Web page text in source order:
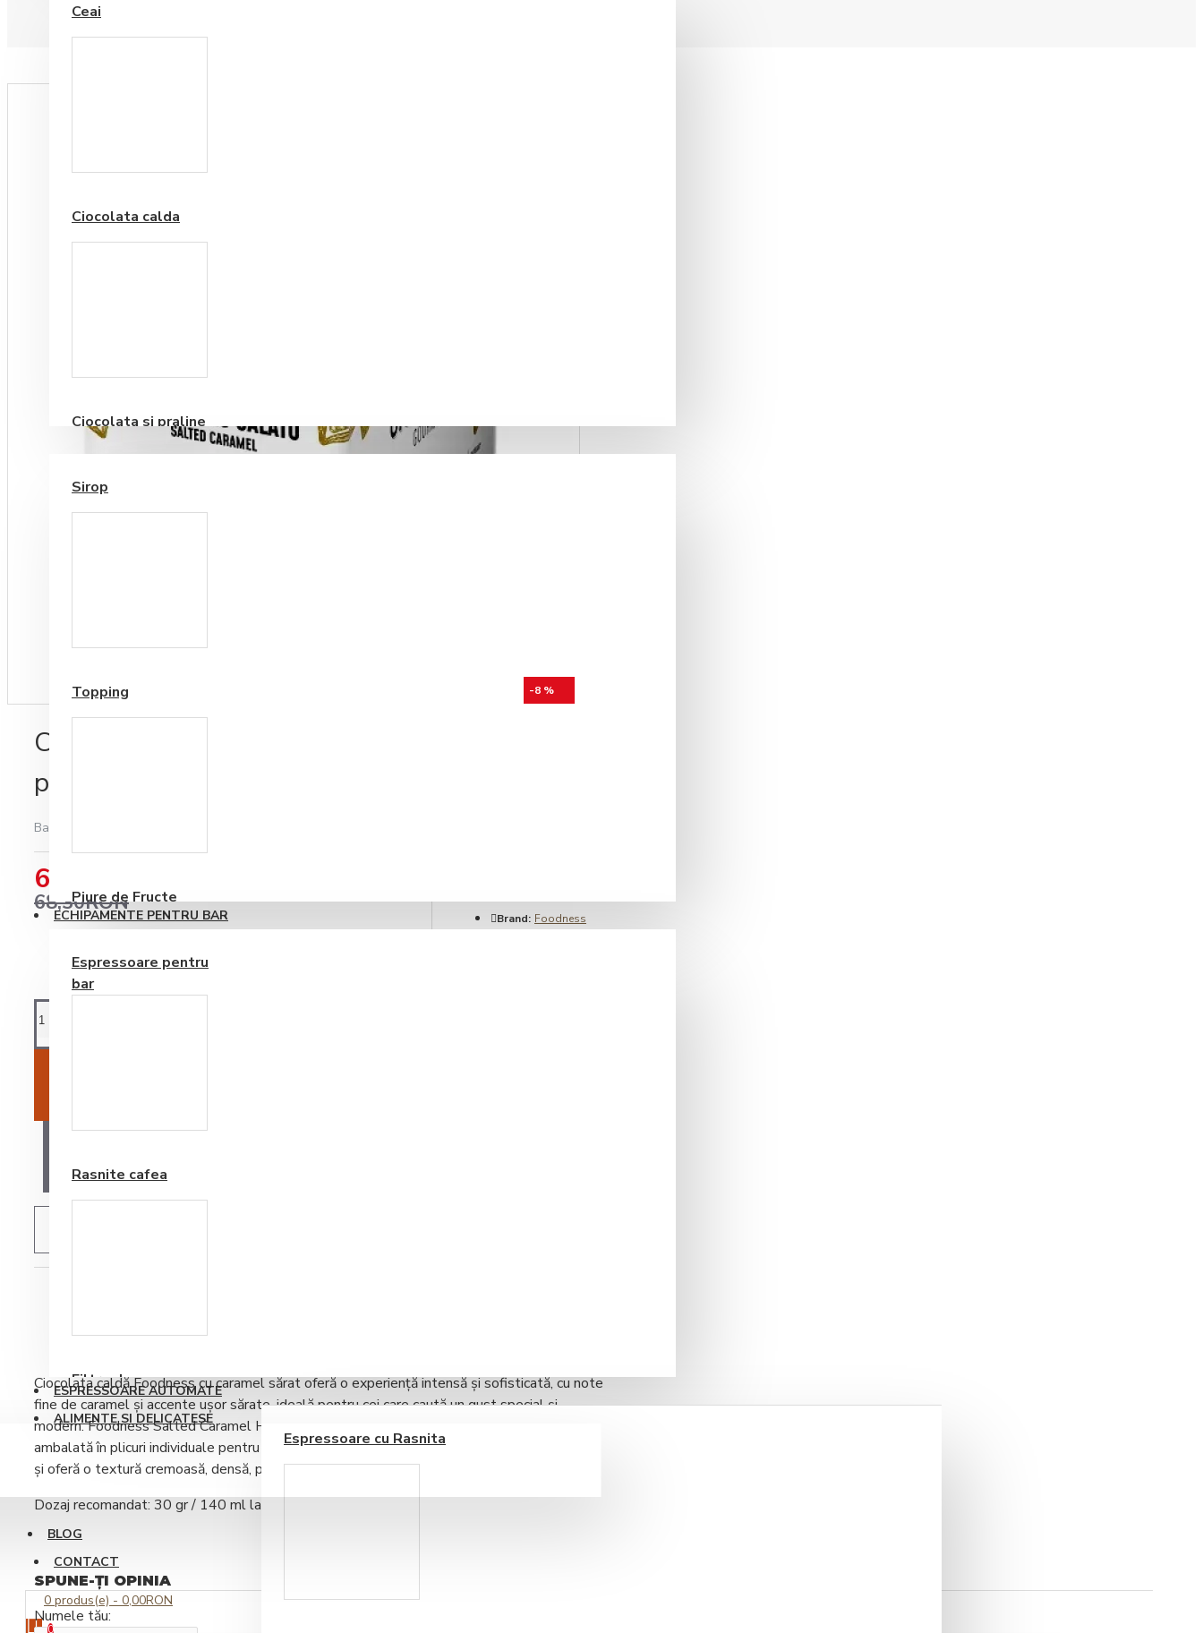
Ceai
Ciocolata calda
Ciocolata si praline
SIROP / TOPPING
Sirop
Topping
Piure de Fructe
ECHIPAMENTE PENTRU BAR
Espressoare pentru
bar
Rasnite cafea
Filtre de apa
Ustensile barista
ESPRESSOARE AUTOMATE
Espressoare cu Rasnita
ALIMENTE SI DELICATESE
BLOG
CONTACT
0 produs(e) - 0,00RON
0
-8 %
Ciocolata Calda Caramel Sarat Foodness 15
plicuri
Bazată pe 0 note.
62,85RON
68,30RON
Brand: Foodness
Ciocolata caldă Foodness cu caramel săratoferă o experiență intensă și sofisticată, cu note
fine de caramel și accente ușor sărate, ideală pentru cei care caută un gust special și
modern.Foodness Salted Caramel Hot Chocolate
ambalată în plicuri individuale pentru dozare precisă și rezultate constante. Se dizolvă rapid
și oferă o textură cremoasă, densă, perfectă pentru servire profesională sau acasă.
Dozaj recomandat: 30 gr / 140 ml lapte cald
SPUNE-ŢI OPINIA
Numele tău: